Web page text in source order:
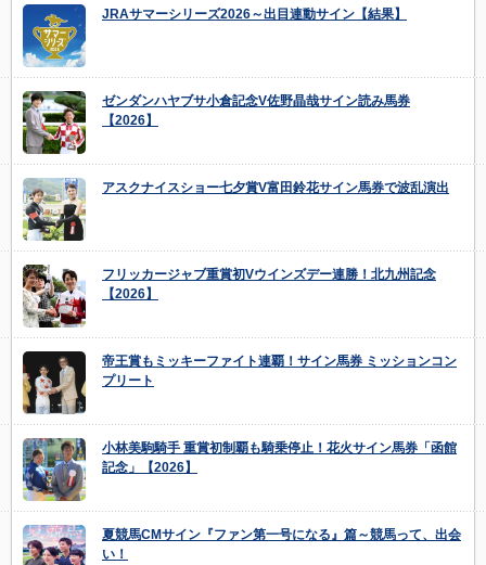
JRAサマーシリーズ2026～出目連動サイン【結果】
ゼンダンハヤブサ小倉記念V佐野晶哉サイン読み馬券
【2026】
アスクナイスショー七夕賞V富田鈴花サイン馬券で波乱演出
フリッカージャブ重賞初Vウインズデー連勝！北九州記念
【2026】
帝王賞もミッキーファイト連覇！サイン馬券 ミッションコン
プリート
小林美駒騎手 重賞初制覇も騎乗停止！花火サイン馬券「函館
記念」【2026】
夏競馬CMサイン『ファン第一号になる』篇～競馬って、出会
い！